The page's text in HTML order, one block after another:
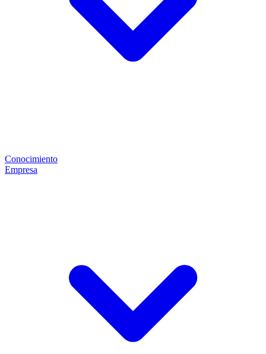
Conocimiento
Empresa